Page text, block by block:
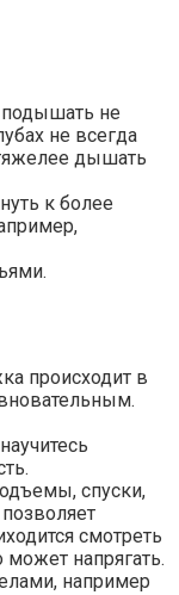
не
не всегда
дышать
к более
происходит в
спуски,
смотреть
может напрягать.
например